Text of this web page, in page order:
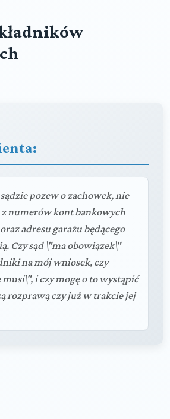
pozew o zachowek, nie
z numerów kont bankowych
adresu garażu będącego
Czy sąd \"ma obowiązek\"
na mój wniosek, czy
musi\", i czy mogę o to wystąpić
rozprawą czy już w trakcie jej